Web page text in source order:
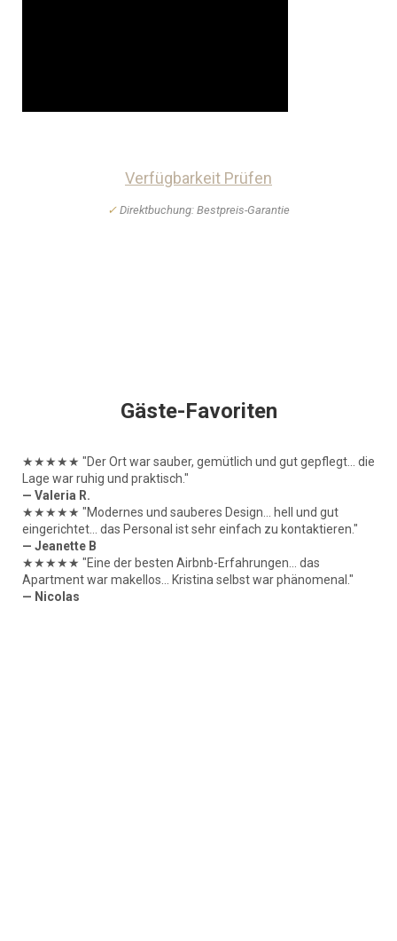
Verfügbarkeit Prüfen
✓ Direktbuchung: Bestpreis-Garantie
Gäste-Favoriten
★★★★★ "Der Ort war sauber, gemütlich und gut gepflegt... die
Lage war ruhig und praktisch."
— Valeria R.
★★★★★ "Modernes und sauberes Design... hell und gut
eingerichtet... das Personal ist sehr einfach zu kontaktieren."
— Jeanette B
★★★★★ "Eine der besten Airbnb-Erfahrungen... das
Apartment war makellos... Kristina selbst war phänomenal."
— Nicolas